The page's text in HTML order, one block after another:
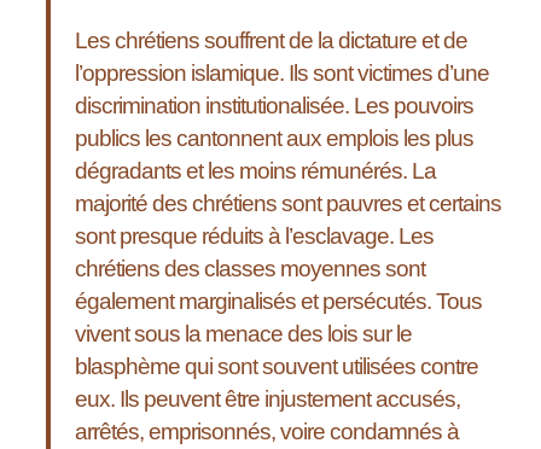
Les chrétiens souffrent de la dictature et de
l’oppression islamique. Ils sont victimes d’une
discrimination institutionalisée. Les pouvoirs
publics les cantonnent aux emplois les plus
dégradants et les moins rémunérés. La
majorité des chrétiens sont pauvres et certains
sont presque réduits à l’esclavage. Les
chrétiens des classes moyennes sont
également marginalisés et persécutés. Tous
vivent sous la menace des lois sur le
blasphème qui sont souvent utilisées contre
eux. Ils peuvent être injustement accusés,
arrêtés, emprisonnés, voire condamnés à